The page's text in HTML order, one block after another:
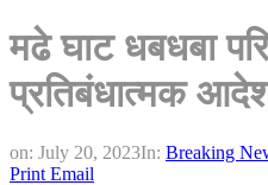
मढे घाट धबधबा
प्रतिबंधात्मक
on: July 20, 2023In: Breaking
Print Email